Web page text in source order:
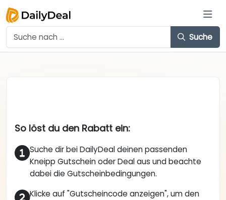
Suche
So löst du den Rabatt ein:
Suche dir bei DailyDeal deinen passenden
Kneipp Gutschein oder Deal aus und beachte
dabei die Gutscheinbedingungen.
Klicke auf "Gutscheincode anzeigen", um den